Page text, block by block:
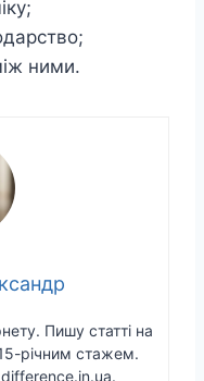
ними.
Пишу статті на
15-річним стажем.